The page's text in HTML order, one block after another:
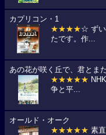
カプリコン・1
★★★★☆ ずい
たです。作...
あの花が咲く丘で、君とま
★★★★★
争と平...
オールド・オーク
★★★★★ 素